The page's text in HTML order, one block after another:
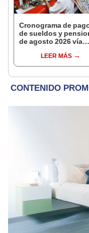
Cronograma de
de sueldos y
de agosto 2026 vía
conoce las fechas de
depósito
LEER MÁS